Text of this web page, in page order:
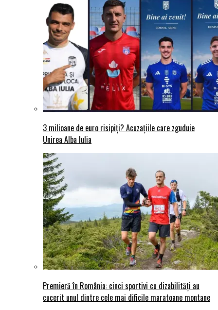
3 milioane de euro risipiți? Acuzațiile care zguduie
Unirea Alba Iulia
Premieră în România: cinci sportivi cu dizabilități au
cucerit unul dintre cele mai dificile maratoane montane